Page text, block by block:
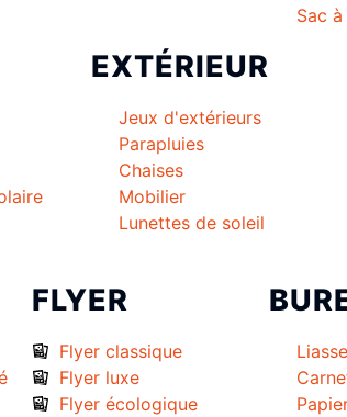
Sac
EXTÉRIEUR
Jeux d'extérieurs
Parapluies
Chaises
Mobilier
Lunettes de soleil
FLYER
Flyer classique
Flyer luxe
Flyer écologique